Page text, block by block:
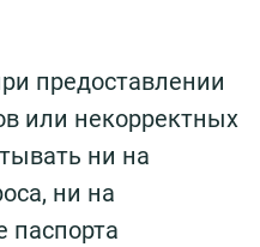
предоставлении
или некорректных
ни на
ни на
паспорта